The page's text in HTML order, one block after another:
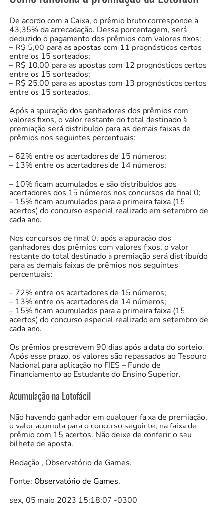
De acordo com a Caixa, o prêmio bruto corresponde a
43,35% da arrecadação. Dessa porcentagem, será
deduzido o pagamento dos prêmios com valores fixos:
– R$ 5,00 para as apostas com 11 prognósticos certos
entre os 15 sorteados;
– R$ 10,00 para as apostas com 12 prognósticos certos
entre os 15 sorteados;
– R$ 25,00 para as apostas com 13 prognósticos certos
entre os 15 sorteados.
Após a apuração dos ganhadores dos prêmios com
valores fixos, o valor restante do total destinado à
premiação será distribuído para as demais faixas de
prêmios nos seguintes percentuais:
– 62% entre os acertadores de 15 números;
– 13% entre os acertadores de 14 números;
– 10% ficam acumulados e são distribuídos aos
acertadores dos 15 números nos concursos de final 0;
– 15% ficam acumulados para a primeira faixa (15
acertos) do concurso especial realizado em setembro de
cada ano.
Nos concursos de final 0, após a apuração dos
ganhadores dos prêmios com valores fixos, o valor
restante do total destinado à premiação será distribuído
para as demais faixas de prêmios nos seguintes
percentuais:
– 72% entre os acertadores de 15 números;
– 13% entre os acertadores de 14 números;
– 15% ficam acumulados para a primeira faixa (15
acertos) do concurso especial realizado em setembro de
cada ano.
Os prêmios prescrevem 90 dias após a data do sorteio.
Após esse prazo, os valores são repassados ao Tesouro
Nacional para aplicação no FIES – Fundo de
Financiamento ao Estudante do Ensino Superior.
Acumulação na Lotofácil
Não havendo ganhador em qualquer faixa de premiação,
o valor acumula para o concurso seguinte, na faixa de
prêmio com 15 acertos. Não deixe de conferir o seu
bilhete de aposta.
Redação , Observatório de Games.
Fonte: Observatório de Games.
sex, 05 maio 2023 15:18:07 -0300